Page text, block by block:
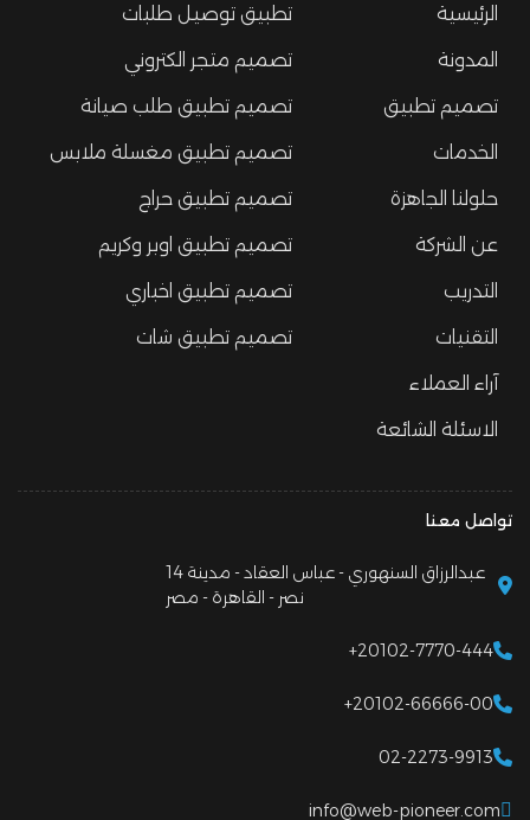
الرئيسية
المدونة
تصميم تطبيق
الخدمات
حلولنا الجاهزة
عن الشركة
التدريب
التقنيات
آراء العملاء
الاسئلة الشائعة
تطبيق توصيل طلبات
تصميم متجر الكتروني
تصميم تطبيق طلب صيانة
تصميم تطبيق مغسلة ملابس
تصميم تطبيق حراج
تصميم تطبيق اوبر وكريم
تصميم تطبيق اخباري
تصميم تطبيق شات
تواصل معنا
14 عبدالرزاق السنهوري - عباس العقاد - مدينة
نصر - القاهرة - مصر
+20102-7770-444
+20102-66666-00
02-2273-9913
info@web-pioneer.com